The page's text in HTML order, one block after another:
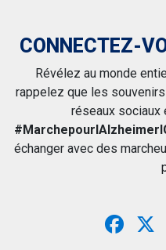
CONNECTEZ-
Révélez au monde
rappelez que les
réseaux
échanger avec des